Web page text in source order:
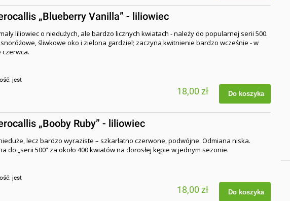
„Blueberry Vanilla” - liliowiec
liliowiec o niedużych, ale bardzo licznych kwiatach - należy do popularnej serii 500.
śliwkowe oko i zielona gardziel; zaczyna kwitnienie bardzo wcześnie - w
czerwca.
jest
18,00 zł Do koszyka
„Booby Ruby” - liliowiec
lecz bardzo wyraziste – szkarłatno czerwone, podwójne. Odmiana niska.
do „serii 500” za około 400 kwiatów na dorosłej kępie w jednym sezonie.
jest
18,00 zł Do koszyka